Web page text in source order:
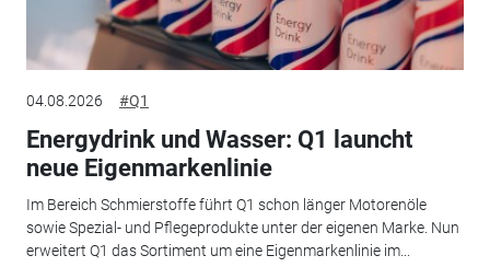
04.08.2026 #Q1
Energydrink und Wasser: Q1 launcht
neue Eigenmarkenlinie
Im Bereich Schmierstoffe führt Q1 schon länger Motorenöle
sowie Spezial- und Pflegeprodukte unter der eigenen Marke. Nun
erweitert Q1 das Sortiment um eine Eigenmarkenlinie im...